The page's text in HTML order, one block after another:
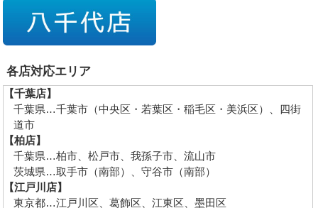
各店対応エリア
【千葉店】
千葉県…千葉市（中央区・若葉区・稲毛区・美浜区）、四街
道市
【柏店】
千葉県…柏市、松戸市、我孫子市、流山市
茨城県…取手市（南部）、守谷市（南部）
【江戸川店】
東京都…江戸川区、葛飾区、江東区、墨田区